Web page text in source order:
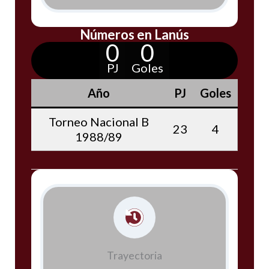
Números en Lanús
0
PJ
0
Goles
Año
PJ
Goles
Torneo Nacional B
1988/89
23 4
Trayectoria